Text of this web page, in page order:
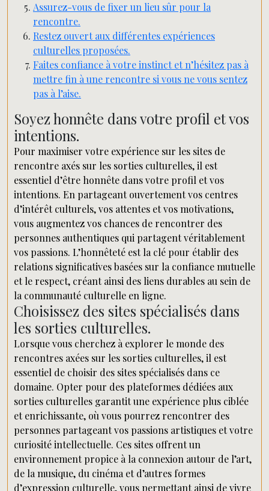
Assurez-vous de fixer un lieu sûr pour la
rencontre.
Restez ouvert aux différentes expériences
culturelles proposées.
Faites confiance à votre instinct et n’hésitez pas à
mettre fin à une rencontre si vous ne vous sentez
pas à l’aise.
Soyez honnête dans votre profil et vos
intentions.
Pour maximiser votre expérience sur les sites de
rencontre axés sur les sorties culturelles, il est
essentiel d’être honnête dans votre profil et vos
intentions. En partageant ouvertement vos centres
d’intérêt culturels, vos attentes et vos motivations,
vous augmentez vos chances de rencontrer des
personnes authentiques qui partagent véritablement
vos passions. L’honnêteté est la clé pour établir des
relations significatives basées sur la confiance mutuelle
et le respect, créant ainsi des liens durables au sein de
la communauté culturelle en ligne.
Choisissez des sites spécialisés dans
les sorties culturelles.
Lorsque vous cherchez à explorer le monde des
rencontres axées sur les sorties culturelles, il est
essentiel de choisir des sites spécialisés dans ce
domaine. Opter pour des plateformes dédiées aux
sorties culturelles garantit une expérience plus ciblée
et enrichissante, où vous pourrez rencontrer des
personnes partageant vos passions artistiques et votre
curiosité intellectuelle. Ces sites offrent un
environnement propice à la connexion autour de l’art,
de la musique, du cinéma et d’autres formes
d’expression culturelle, vous permettant ainsi de vivre